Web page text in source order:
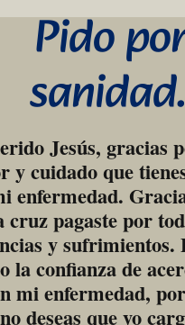
Pido
Jesús, gracias
y cuidado que
enfermedad.
cruz pagaste por
y sufrimientos.
la confianza de
mi enfermedad,
deseas que yo